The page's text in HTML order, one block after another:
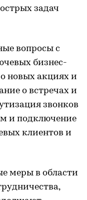
задач
вопросы с
бизнес-
новых акциях и
о встречах и
звонков
и подключение
клиентов и
меры в области